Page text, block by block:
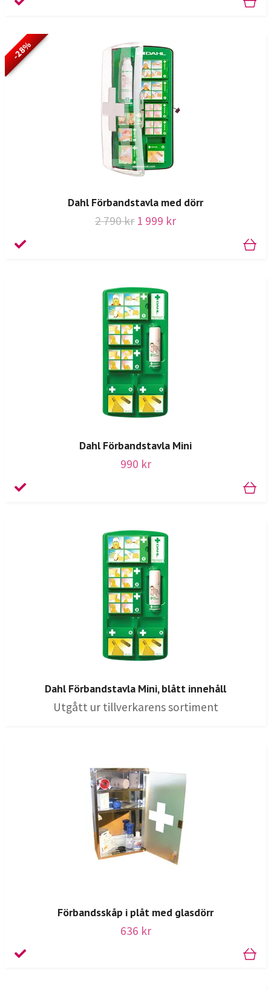
-28%
Dahl Förbandstavla med dörr
2 790 kr 1 999 kr
Dahl Förbandstavla Mini
990 kr
Dahl Förbandstavla Mini, blått innehåll
Utgått ur tillverkarens sortiment
Förbandsskåp i plåt med glasdörr
636 kr